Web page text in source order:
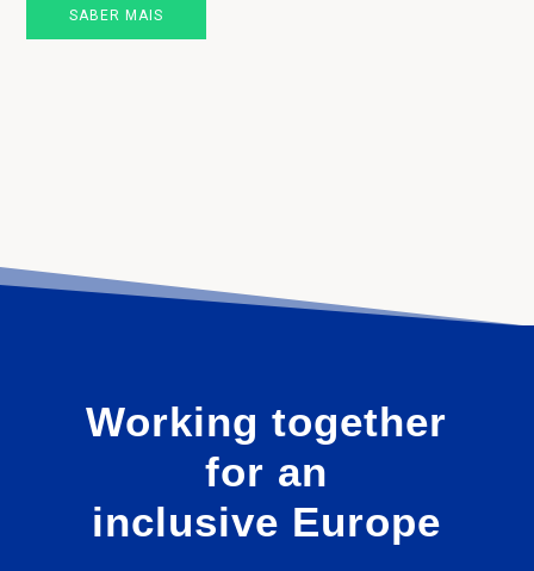
SABER MAIS
Working together
for an
inclusive Europe